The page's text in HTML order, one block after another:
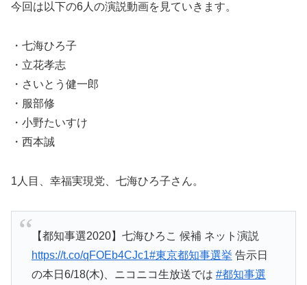
今回は以下の6人の演説動画を見ていきます。
・七海ひろ子
・立花孝志
・さいとう健一郎
・服部修
・小野たいすけ
・西本誠
1人目、幸福実現党、七海ひろ子さん。
【都知事選2020】七海ひろこ 候補 ネット演説
https://t.co/qFOEb4CJc1#東京都知事選挙 告示日
の本日6/18(木)、ニコニコ生放送では #都知事選